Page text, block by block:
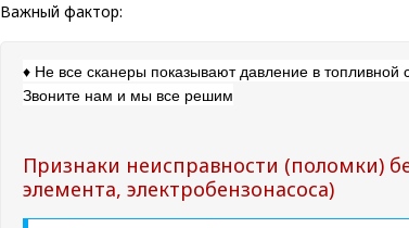
Важный фактор:
♦ Не все сканеры показывают давление в топливной
Звоните нам и мы все решим
Признаки неисправности (поломки)
элемента, электробензонасоса)